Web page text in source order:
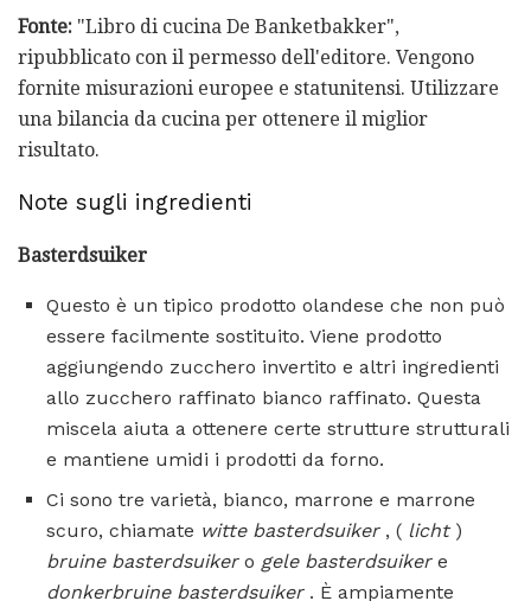
Fonte: "Libro di cucina De Banketbakker",
ripubblicato con il permesso dell'editore. Vengono
fornite misurazioni europee e statunitensi. Utilizzare
una bilancia da cucina per ottenere il miglior
risultato.
Note sugli ingredienti
Basterdsuiker
Questo è un tipico prodotto olandese che non può
essere facilmente sostituito. Viene prodotto
aggiungendo zucchero invertito e altri ingredienti
allo zucchero raffinato bianco raffinato. Questa
miscela aiuta a ottenere certe strutture strutturali
e mantiene umidi i prodotti da forno.
Ci sono tre varietà, bianco, marrone e marrone
scuro, chiamate witte basterdsuiker, ( licht)
bruine basterdsuikero gele basterdsuikere
donkerbruine basterdsuiker. È ampiamente